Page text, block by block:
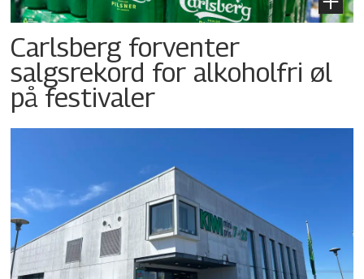
Carlsberg forventer
salgsrekord for alkoholfri øl
på festivaler